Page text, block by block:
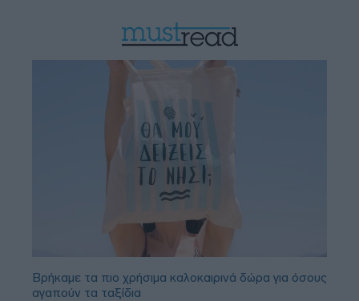
Βρήκαμε τα πιο χρήσιμα καλοκαιρινά δώρα για όσους
αγαπούν τα ταξίδια